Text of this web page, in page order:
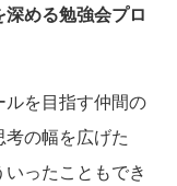
める勉強会プロ
を目指す仲間の
の幅を広げた
ったこともでき